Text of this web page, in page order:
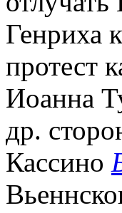
Генриха
протест
Иоанна
др.
Кассино